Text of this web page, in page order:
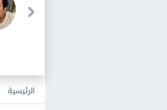
الرئيسية